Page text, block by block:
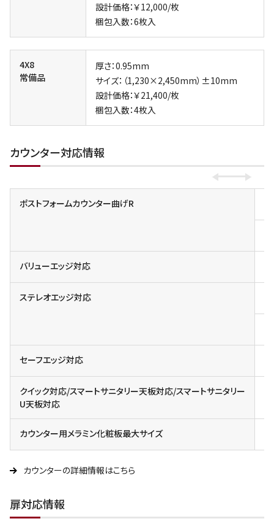
設計価格：￥12,000/枚
梱包入数：6枚入
4X8
常備品
厚さ：0.95mm
サイズ：（1,230×2,450mm）±10mm
設計価格：￥21,400/枚
梱包入数：4枚入
カウンター対応情報
ポストフォームカウンター曲げR
バリューエッジ対応
ステレオエッジ対応
セーフエッジ対応
クイック対応/スマートサニタリー天板対応/スマートサニタリー
U天板対応
カウンター用メラミン化粧板最大サイズ
カウンターの詳細情報はこちら
扉対応情報